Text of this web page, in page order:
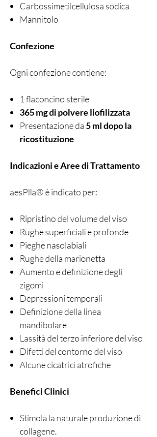
Carbossimetilcellulosa sodica
Mannitolo
Confezione
Ogni confezione contiene:
1 flaconcino sterile
365 mg di polvere liofilizzata
Presentazione da5 ml dopo la
ricostituzione
Indicazioni e Aree di Trattamento
aesPlla® è indicato per:
Ripristino del volume del viso
Rughe superficiali e profonde
Pieghe nasolabiali
Rughe della marionetta
Aumento e definizione degli
zigomi
Depressioni temporali
Definizione della linea
mandibolare
Lassità del terzo inferiore del viso
Difetti del contorno del viso
Alcune cicatrici atrofiche
Benefici Clinici
Stimola la naturale produzione di
collagene.